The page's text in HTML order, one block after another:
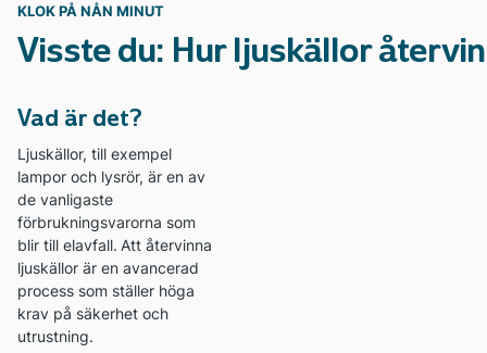
KLOK PÅ NÅN MINUT
Visste du: Hur ljuskällor
Vad är det?
Ljuskällor, till exempel
lampor och lysrör, är en av
de vanligaste
förbrukningsvarorna som
blir till elavfall.Att återvinna
ljuskällor är en avancerad
process som ställer höga
krav på säkerhet och
utrustning.